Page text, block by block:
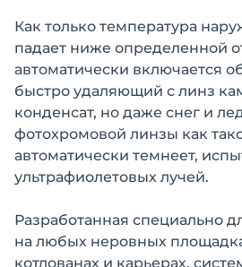
Как только температура
падает ниже определенной
автоматически включается
быстро удаляющий с линз
конденсат, но даже снег и
фотохромовой линзы как
автоматически темнеет,
ультрафиолетовых лучей.
Разработанная специально
на любых неровных
котлованах и карьерах,